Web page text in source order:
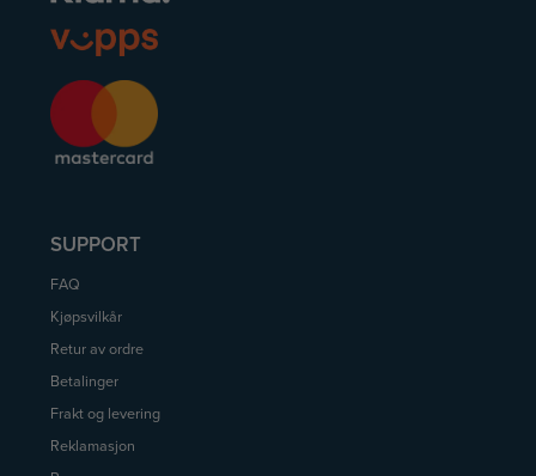
SUPPORT
FAQ
Kjøpsvilkår
Retur av ordre
Betalinger
Frakt og levering
Reklamasjon